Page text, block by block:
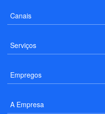
Canais
Serviços
Empregos
A Empresa